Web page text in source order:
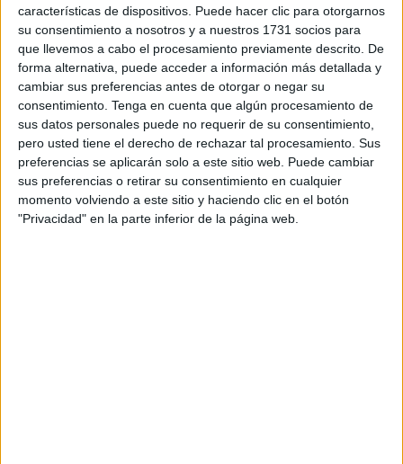
características de dispositivos. Puede hacer clic para otorgarnos
su consentimiento a nosotros y a nuestros 1731 socios para
que llevemos a cabo el procesamiento previamente descrito. De
forma alternativa, puede acceder a información más detallada y
cambiar sus preferencias antes de otorgar o negar su
consentimiento. Tenga en cuenta que algún procesamiento de
sus datos personales puede no requerir de su consentimiento,
pero usted tiene el derecho de rechazar tal procesamiento. Sus
preferencias se aplicarán solo a este sitio web. Puede cambiar
sus preferencias o retirar su consentimiento en cualquier
momento volviendo a este sitio y haciendo clic en el botón
"Privacidad" en la parte inferior de la página web.
El choque estuvo dominado casi al completo por las
cordobesas, con unas ceutíes defendiendo el resultado
inicial y buscando la velocidad en ataque para intentar
adelantarse en el marcador.